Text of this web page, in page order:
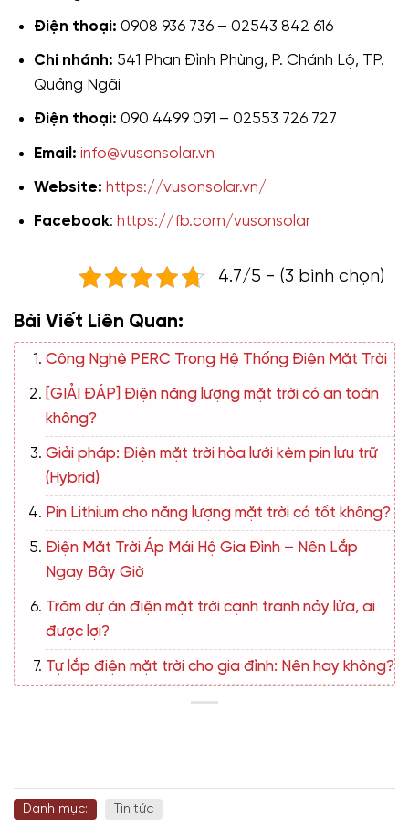
Điện thoại: 0908 936 736 – 02543 842 616
Chi nhánh: 541 Phan Đình Phùng, P. Chánh Lộ, TP.
Quảng Ngãi
Điện thoại: 090 4499 091 – 02553 726 727
Email: info@vusonsolar.vn
Website: https://vusonsolar.vn/
Facebook: https://fb.com/vusonsolar
4.7/5 - (3 bình chọn)
Bài Viết Liên Quan:
Công Nghệ PERC Trong Hệ Thống Điện Mặt Trời
[GIẢI ĐÁP] Điện năng lượng mặt trời có an toàn
không?
Giải pháp: Điện mặt trời hòa lưới kèm pin lưu trữ
(Hybrid)
Pin Lithium cho năng lượng mặt trời có tốt không?
Điện Mặt Trời Áp Mái Hộ Gia Đình – Nên Lắp
Ngay Bây Giờ
Trăm dự án điện mặt trời cạnh tranh nảy lửa, ai
được lợi?
Tự lắp điện mặt trời cho gia đình: Nên hay không?
Danh mục: Tin tức